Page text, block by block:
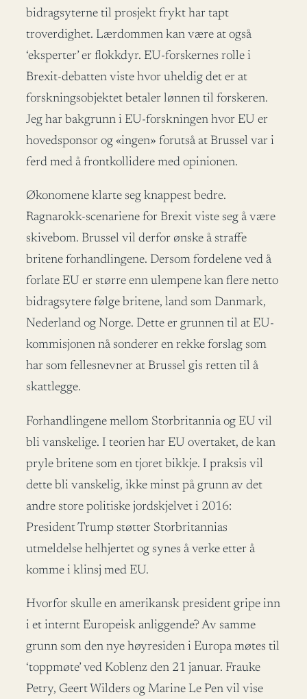
bidragsyterne til prosjekt frykt har tapt
troverdighet. Lærdommen kan være at også
‘eksperter’ er flokkdyr. EU-forskernes rolle i
Brexit-debatten viste hvor uheldig det er at
forskningsobjektet betaler lønnen til forskeren.
Jeg har bakgrunn i EU-forskningen hvor EU er
hovedsponsor og «ingen» forutså at Brussel var i
ferd med å frontkollidere med opinionen.
Økonomene klarte seg knappest bedre.
Ragnarokk-scenariene for Brexit viste seg å være
skivebom. Brussel vil derfor ønske å straffe
britene forhandlingene. Dersom fordelene ved å
forlate EU er større enn ulempene kan flere netto
bidragsytere følge britene, land som Danmark,
Nederland og Norge. Dette er grunnen til at EU-
kommisjonen nå sonderer en rekke forslag som
har som fellesnevner at Brussel gis retten til å
skattlegge.
Forhandlingene mellom Storbritannia og EU vil
bli vanskelige. I teorien har EU overtaket, de kan
pryle britene som en tjoret bikkje. I praksis vil
dette bli vanskelig, ikke minst på grunn av det
andre store politiske jordskjelvet i 2016:
President Trump støtter Storbritannias
utmeldelse helhjertet og synes å verke etter å
komme i klinsj med EU.
Hvorfor skulle en amerikansk president gripe inn
i et internt Europeisk anliggende? Av samme
grunn som den nye høyresiden i Europa møtes til
‘toppmøte’ ved Koblenz den 21 januar. Frauke
Petry, Geert Wilders og Marine Le Pen vil vise